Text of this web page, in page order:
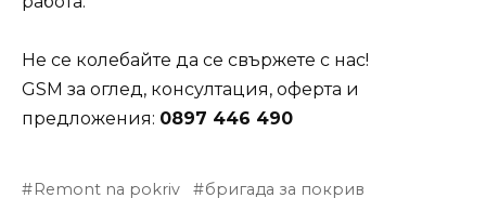
Не се колебайте да се свържете с нас!
GSM за оглед, консултация, оферта и
предложения: 0897 446 490
Remont na pokriv
бригада за покрив